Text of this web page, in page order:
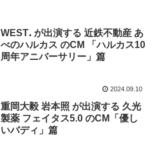
WESTꓸ が出演する 近鉄不動産 あ
べのハルカス のCM 「ハルカス10
周年アニバーサリー」篇
2024.09.10
重岡大毅 岩本照 が出演する 久光
製薬 フェイタス5.0 のCM「優し
いバディ」篇